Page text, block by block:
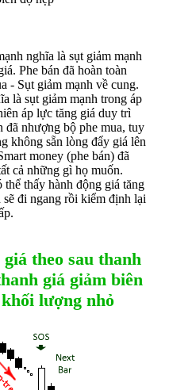
nghĩa là sụt giảm mạnh
Phe bán đã hoàn toàn
- Sụt giảm mạnh về cung.
là sụt giảm mạnh trong áp
áp lực tăng giá duy trì
đã nhượng bộ phe mua, tuy
không sẵn lòng đẩy giá lên
money (phe bán) đã
cả những gì họ muốn.
thể thấy hành động giá tăng
sẽ đi ngang rồi kiểm định lại
theo sau thanh
giá giảm biên
lượng nhỏ